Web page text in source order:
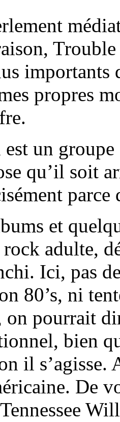
importants
propres
un
qu’il soit
et
adulte,
Ici, pas
80’s, ni
on pourrait
bien
il s’agisse.
De